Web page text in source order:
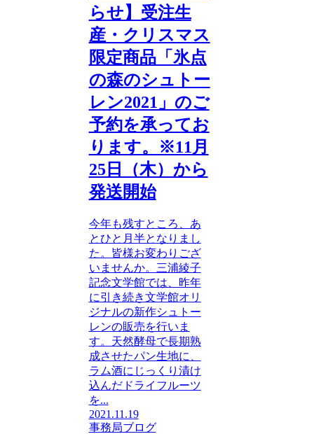
らせ】受注生
産・クリスマス
限定商品「氷点
の森のシュトー
レン2021」のご
予約を承ってお
ります。※11月
25日（木）から
発送開始
今年も残すところ、あ
とひと月半となりまし
た。皆様お変わりござ
いませんか。三浦綾子
記念文学館では、昨年
に引き続き文学館オリ
ジナルの新作シュトー
レンの販売を行いま
す。天然酵母で長期熟
成させたパン生地に、
ラム酒にじっくり漬け
込んだドライフルーツ
を...
2021.11.19
事務局ブログ